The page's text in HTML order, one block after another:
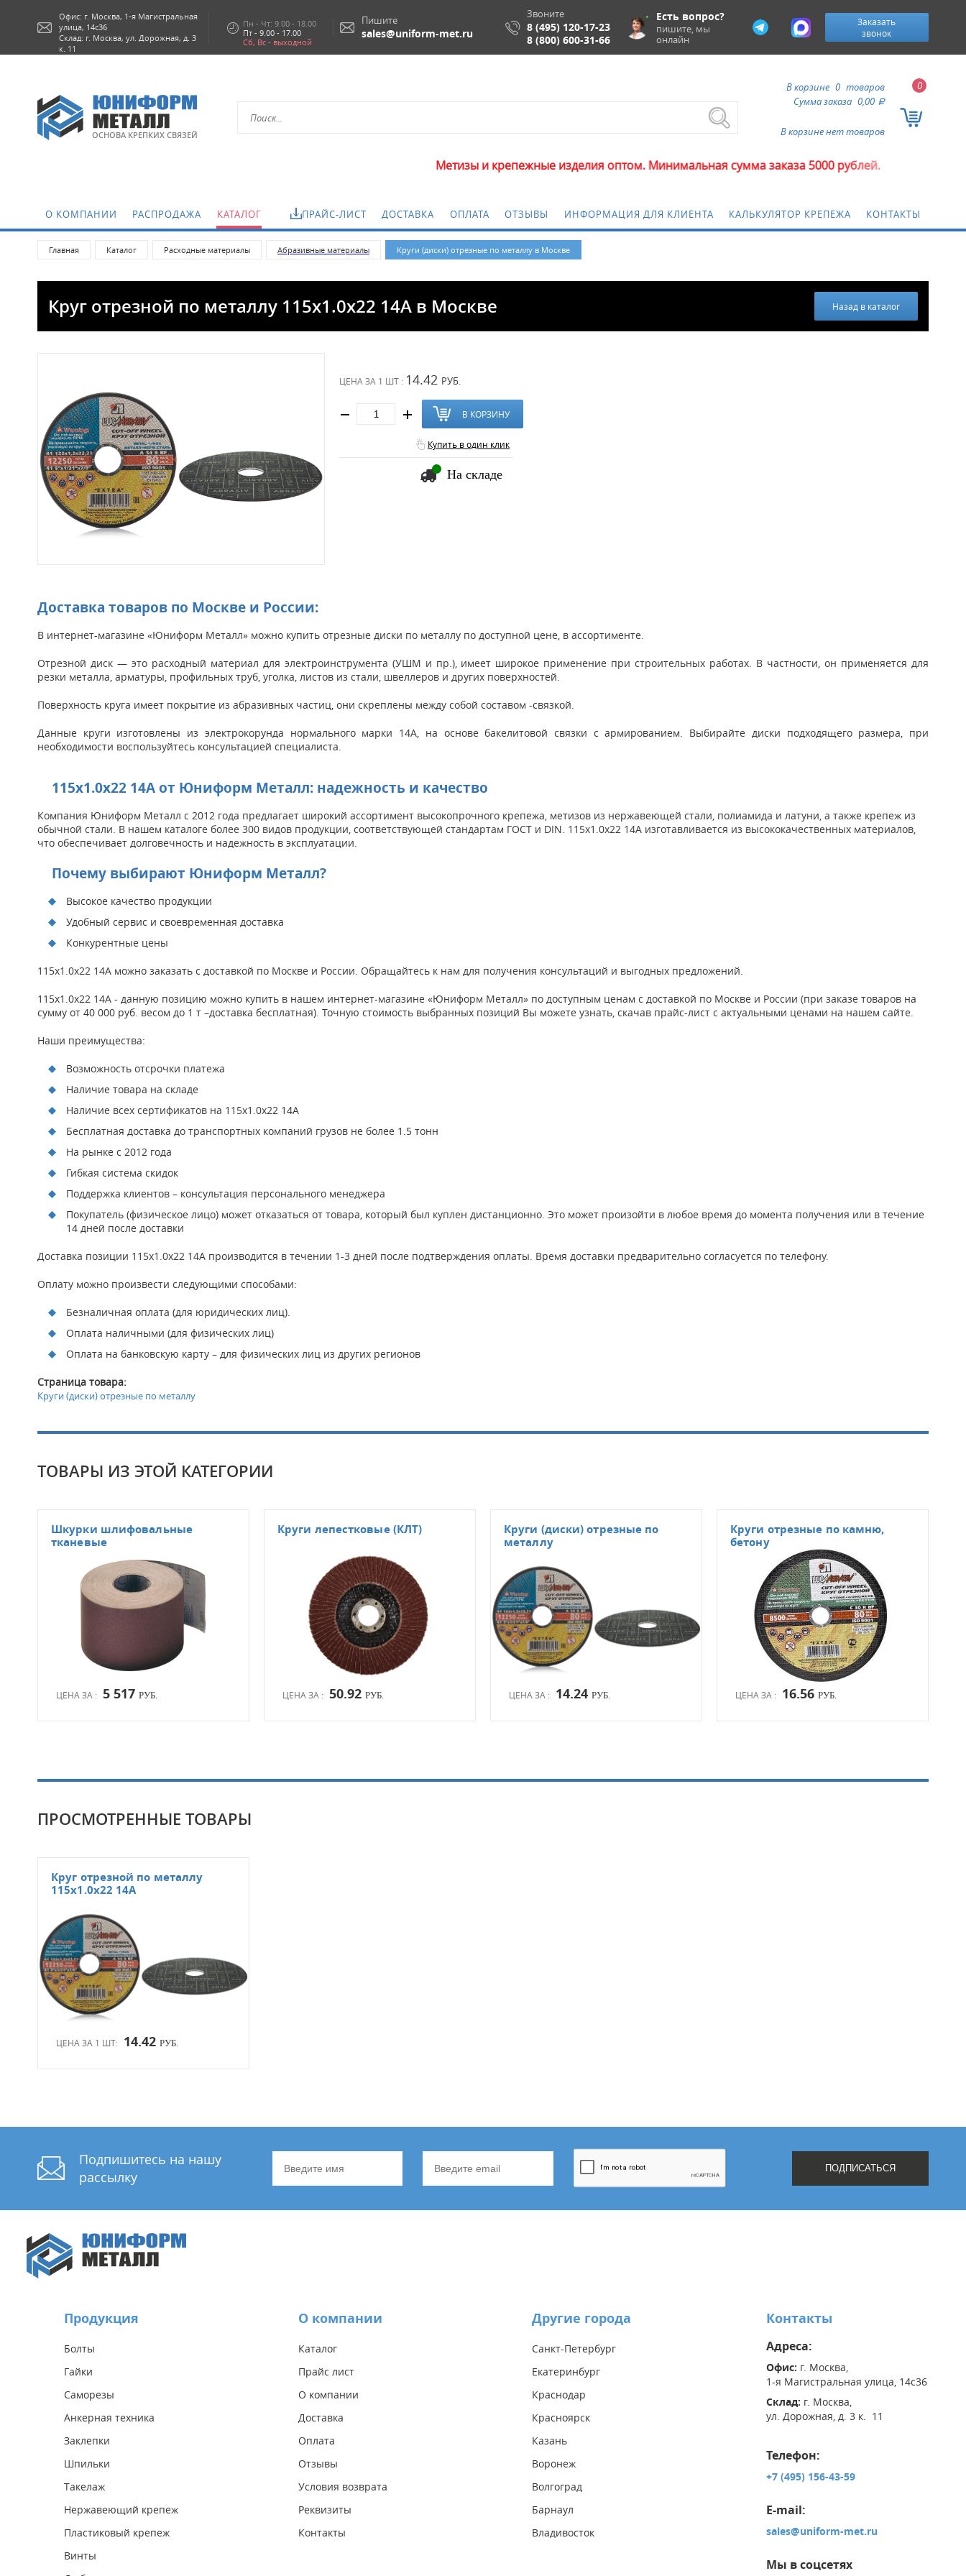
Есть вопрос?
пишите, мы
онлайн
Офис: г. Москва, 1-я Магистральная
улица, 14с36
Склад: г. Москва, ул. Дорожная, д. 3
к. 11
Пн - Чт: 9.00 - 18.00
Пт - 9.00 - 17.00
Сб, Вс - выходной
Пишите
sales@uniform-met.ru
Звоните
8 (495) 120-17-23
8 (800) 600-31-66
Заказать
звонок
ОСНОВА КРЕПКИХ СВЯЗЕЙ
0
В корзине 0 товаров
Сумма заказа 0,00 a
В корзине нет товаров
Метизы и крепежные изделия оптом. Минимальная сумма заказа 5000 рублей.
О КОМПАНИИ РАСПРОДАЖА КАТАЛОГ ПРАЙС-ЛИСТ ДОСТАВКА ОПЛАТА ОТЗЫВЫ ИНФОРМАЦИЯ ДЛЯ КЛИЕНТА КАЛЬКУЛЯТОР КРЕПЕЖА КОНТАКТЫ
Главная Каталог Расходные материалы Абразивные материалы Круги (диски) отрезные по металлу в Москве
Круг отрезной по металлу 115x1.0x22 14A в Москве Назад в каталог
ЦЕНА ЗА 1 ШТ : 14.42 РУБ.
В КОРЗИНУ
Купить в один клик
На складе
Доставка товаров по Москве и России:
В интернет-магазине «Юниформ Металл» можно купить отрезные диски по металлу по доступной цене, в ассортименте.
Отрезной диск — это расходный материал для электроинструмента (УШМ и пр.), имеет широкое применение при строительных работах. В частности, он применяется для
резки металла, арматуры, профильных труб, уголка, листов из стали, швеллеров и других поверхностей.
Поверхность круга имеет покрытие из абразивных частиц, они скреплены между собой составом -связкой.
Данные круги изготовлены из электрокорунда нормального марки 14А, на основе бакелитовой связки с армированием. Выбирайте диски подходящего размера, при
необходимости воспользуйтесь консультацией специалиста.
115x1.0x22 14A от Юниформ Металл: надежность и качество
Компания Юниформ Металл с 2012 года предлагает широкий ассортимент высокопрочного крепежа, метизов из нержавеющей стали, полиамида и латуни, а также крепеж из
обычной стали. В нашем каталоге более 300 видов продукции, соответствующей стандартам ГОСТ и DIN. 115x1.0x22 14A изготавливается из высококачественных материалов,
что обеспечивает долговечность и надежность в эксплуатации.
Почему выбирают Юниформ Металл?
Высокое качество продукции
Удобный сервис и своевременная доставка
Конкурентные цены
115x1.0x22 14A можно заказать с доставкой по Москве и России. Обращайтесь к нам для получения консультаций и выгодных предложений.
115x1.0x22 14A - данную позицию можно купить в нашем интернет-магазине «Юниформ Металл» по доступным ценам с доставкой по Москве и России (при заказе товаров на
сумму от 40 000 руб. весом до 1 т –доставка бесплатная). Точную стоимость выбранных позиций Вы можете узнать, скачав прайс-лист с актуальными ценами на нашем сайте.
Наши преимущества:
Возможность отсрочки платежа
Наличие товара на складе
Наличие всех сертификатов на 115x1.0x22 14A
Бесплатная доставка до транспортных компаний грузов не более 1.5 тонн
На рынке с 2012 года
Гибкая система скидок
Поддержка клиентов – консультация персонального менеджера
Покупатель (физическое лицо) может отказаться от товара, который был куплен дистанционно. Это может произойти в любое время до момента получения или в течение
14 дней после доставки
Доставка позиции 115x1.0x22 14A производится в течении 1-3 дней после подтверждения оплаты. Время доставки предварительно согласуется по телефону.
Оплату можно произвести следующими способами:
Безналичная оплата (для юридических лиц).
Оплата наличными (для физических лиц)
Оплата на банковскую карту – для физических лиц из других регионов
Страница товара:
Круги (диски) отрезные по металлу
ТОВАРЫ ИЗ ЭТОЙ КАТЕГОРИИ
ЦЕНА ЗА : 5 517 РУБ.
Шкурки шлифовальные
тканевые
ЦЕНА ЗА : 50.92 РУБ.
Круги лепестковые (КЛТ)
ЦЕНА ЗА : 14.24 РУБ.
Круги (диски) отрезные по
металлу
ЦЕНА ЗА : 16.56 РУБ.
Круги отрезные по камню,
бетону
ПРОСМОТРЕННЫЕ ТОВАРЫ
ЦЕНА ЗА 1 ШТ: 14.42 РУБ.
Круг отрезной по металлу
115x1.0x22 14A
Подпишитесь на нашу
рассылку
Продукция
Болты
Гайки
Саморезы
Анкерная техника
Заклепки
Шпильки
Такелаж
Нержавеющий крепеж
Пластиковый крепеж
Винты
О компании
Каталог
Прайс лист
О компании
Доставка
Оплата
Отзывы
Условия возврата
Реквизиты
Контакты
Другие города
Санкт-Петербург
Екатеринбург
Краснодар
Красноярск
Казань
Воронеж
Волгоград
Барнаул
Владивосток
Контакты
Адреса:
Офис: г. Москва,
1-я Магистральная улица, 14с36
Склад: г. Москва,
ул. Дорожная, д. 3 к. 11
Телефон:
+7 (495) 156-43-59
E-mail:
sales@uniform-met.ru
Мы в соцсетях